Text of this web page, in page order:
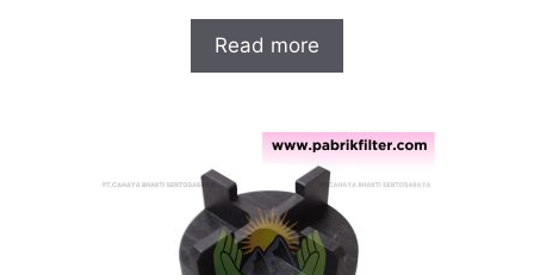
Read more